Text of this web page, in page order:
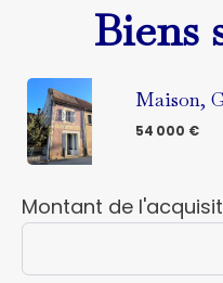
Biens
Maison,
54 000 €
Montant de